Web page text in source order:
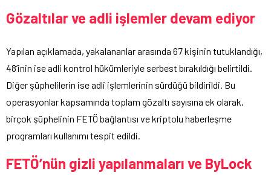
Gözaltılar ve adli işlemler devam ediyor
Yapılan açıklamada, yakalananlar arasında 67 kişinin tutuklandığı,
48’inin ise adli kontrol hükümleriyle serbest bırakıldığı belirtildi.
Diğer şüphelilerin ise adli işlemlerinin sürdüğü bildirildi. Bu
operasyonlar kapsamında toplam gözaltı sayısına ek olarak,
birçok şüphelinin FETÖ bağlantısı ve kriptolu haberleşme
programları kullanımı tespit edildi.
FETÖ’nün gizli yapılanmaları ve ByLock